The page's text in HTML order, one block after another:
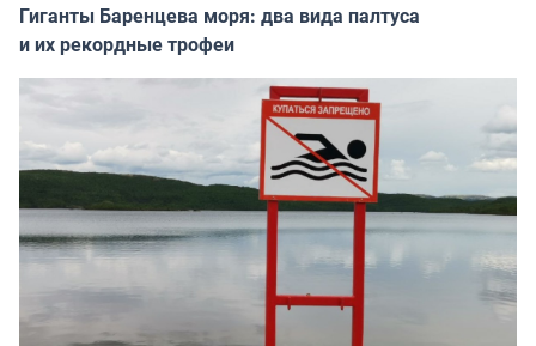
Гиганты Баренцева моря: два вида палтуса
и их рекордные трофеи